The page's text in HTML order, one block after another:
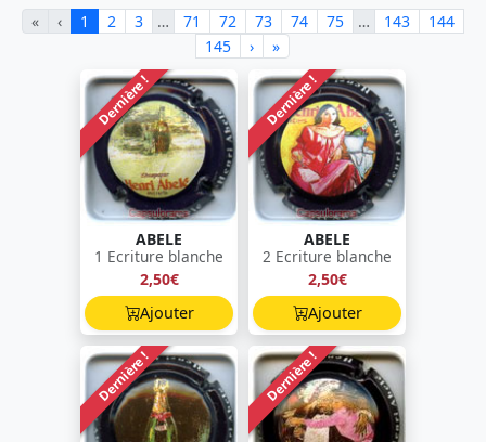
« ‹ 1 2 3 … 71 72 73 74 75 … 143
144
145
› »
Dernière !
ABELE
1 Ecriture blanche
2,50€
Ajouter
Dernière !
ABELE
2 Ecriture blanche
2,50€
Ajouter
Dernière ! Dernière !